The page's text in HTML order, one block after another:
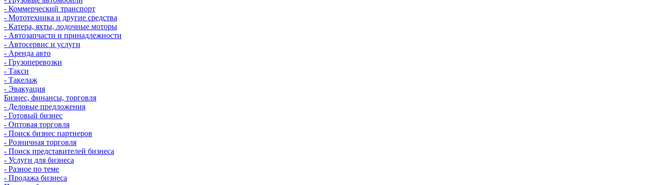
- Коммерческий транспорт
- Мототехника и другие средства
- Катера, яхты, лодочные моторы
- Автозапчасти и принадлежности
- Автосервис и услуги
- Аренда авто
- Грузоперевозки
- Такси
- Такелаж
- Эвакуация
Бизнес, финансы, торговля
- Деловые предложения
- Готовый бизнес
- Оптовая торговля
- Поиск бизнес партнеров
- Розничная торговля
- Поиск представителей бизнеса
- Услуги для бизнеса
- Разное по теме
- Продажа бизнеса